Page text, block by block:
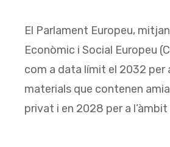
El Parlament Europeu,
Econòmic i Social Europeu
com a data límit el 2032 per
materials que contenen
privat i en 2028 per a